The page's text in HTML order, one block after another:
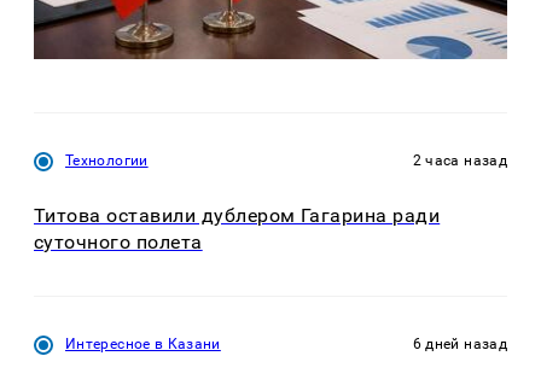
Технологии 2 часа назад
Титова оставили дублером Гагарина ради
суточного полета
Интересное в Казани 6 дней назад